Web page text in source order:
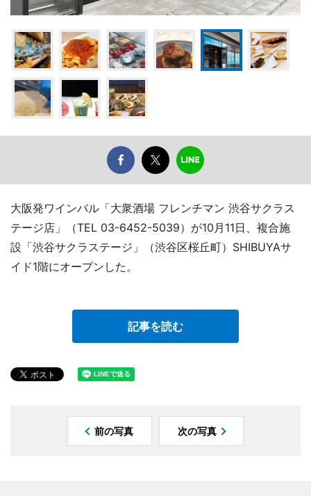
大阪発ワインバル「大衆酒場 フレンチマン 渋谷サクラス
テージ店」（TEL 03-6452-5039）が10月11日、複合施
設「渋谷サクラステージ」（渋谷区桜丘町）SHIBUYAサ
イド1階にオープンした。
記事を読む
前の写真 次の写真